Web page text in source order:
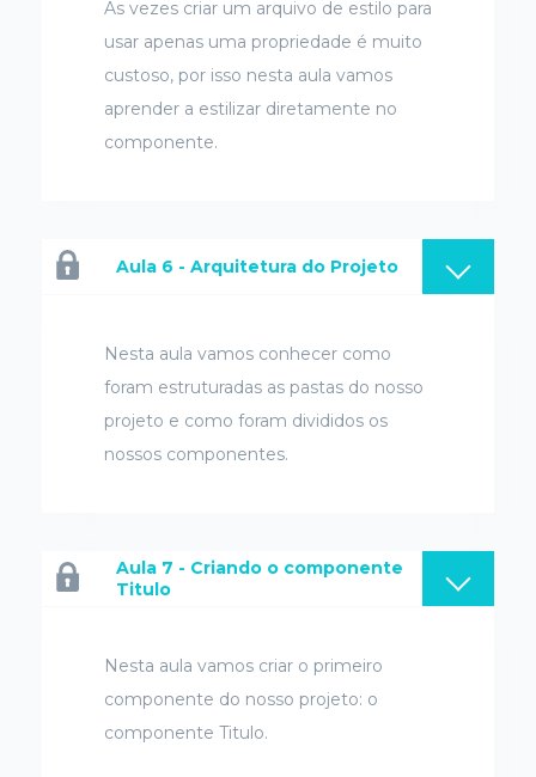
As vezes criar um arquivo de estilo para
usar apenas uma propriedade é muito
custoso, por isso nesta aula vamos
aprender a estilizar diretamente no
componente.
Aula 6 - Arquitetura do Projeto
Nesta aula vamos conhecer como
foram estruturadas as pastas do nosso
projeto e como foram divididos os
nossos componentes.
Aula 7 - Criando o componente
Titulo
Nesta aula vamos criar o primeiro
componente do nosso projeto: o
componente Titulo.